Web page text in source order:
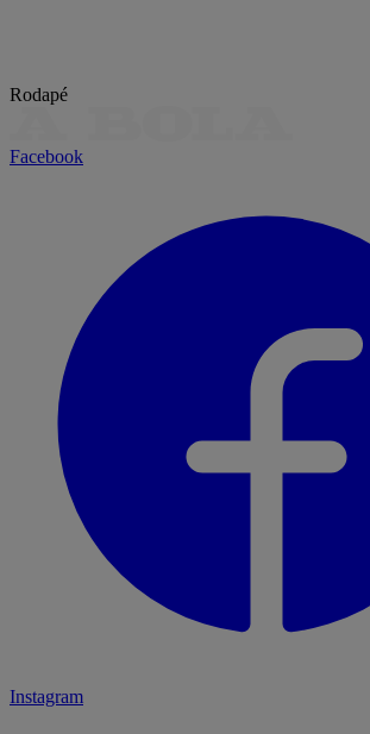
Rodapé
Facebook
Instagram